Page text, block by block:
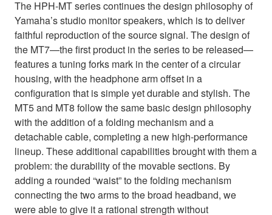
The HPH-MT series continues the design philosophy of
Yamaha’s studio monitor speakers, which is to deliver
faithful reproduction of the source signal. The design of
the MT7—the first product in the series to be released—
features a tuning forks mark in the center of a circular
housing, with the headphone arm offset in a
configuration that is simple yet durable and stylish. The
MT5 and MT8 follow the same basic design philosophy
with the addition of a folding mechanism and a
detachable cable, completing a new high-performance
lineup. These additional capabilities brought with them a
problem: the durability of the movable sections. By
adding a rounded “waist” to the folding mechanism
connecting the two arms to the broad headband, we
were able to give it a rational strength without